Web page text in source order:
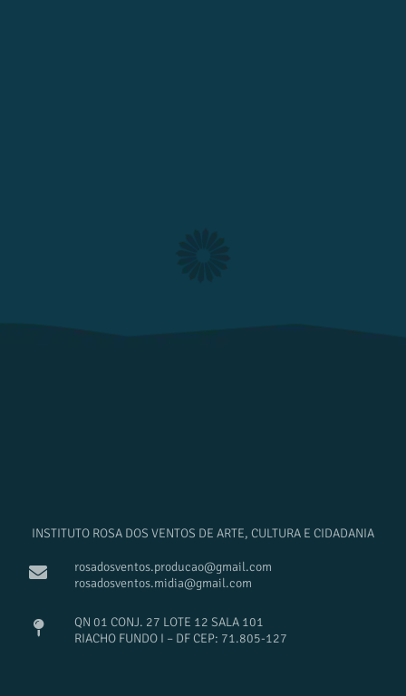
INSTITUTO ROSA DOS VENTOS DE ARTE, CULTURA E CIDADANIA
rosadosventos.producao@gmail.com
rosadosventos.midia@gmail.com
QN 01 CONJ. 27 LOTE 12 SALA 101
RIACHO FUNDO I – DF CEP: 71.805-127